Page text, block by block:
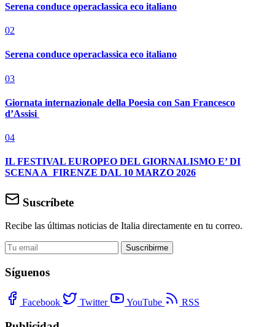
Serena conduce operaclassica eco italiano
02
Serena conduce operaclassica eco italiano
03
Giornata internazionale della Poesia con San Francesco
d’Assisi
04
IL FESTIVAL EUROPEO DEL GIORNALISMO E’ DI
SCENA A FIRENZE DAL 10 MARZO 2026
Suscríbete
Recibe las últimas noticias de Italia directamente en tu correo.
Suscribirme
Síguenos
Facebook Twitter YouTube RSS